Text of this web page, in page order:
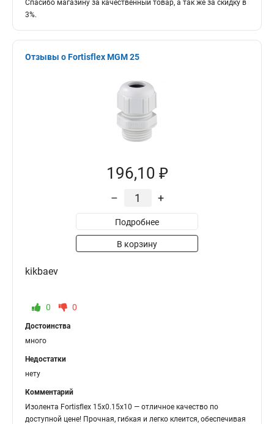
Спасибо магазину за качественный товар, а так же за скидку в
3%.
Отзывы о Fortisflex MGM 25
196,10 ₽
– +
Подробнее
В корзину
kikbaev
0 0
Достоинства
много
Недостатки
нету
Комментарий
Изолента Fortisflex 15х0.15х10 — отличное качество по
доступной цене! Прочная, гибкая и легко клеится, обеспечивая